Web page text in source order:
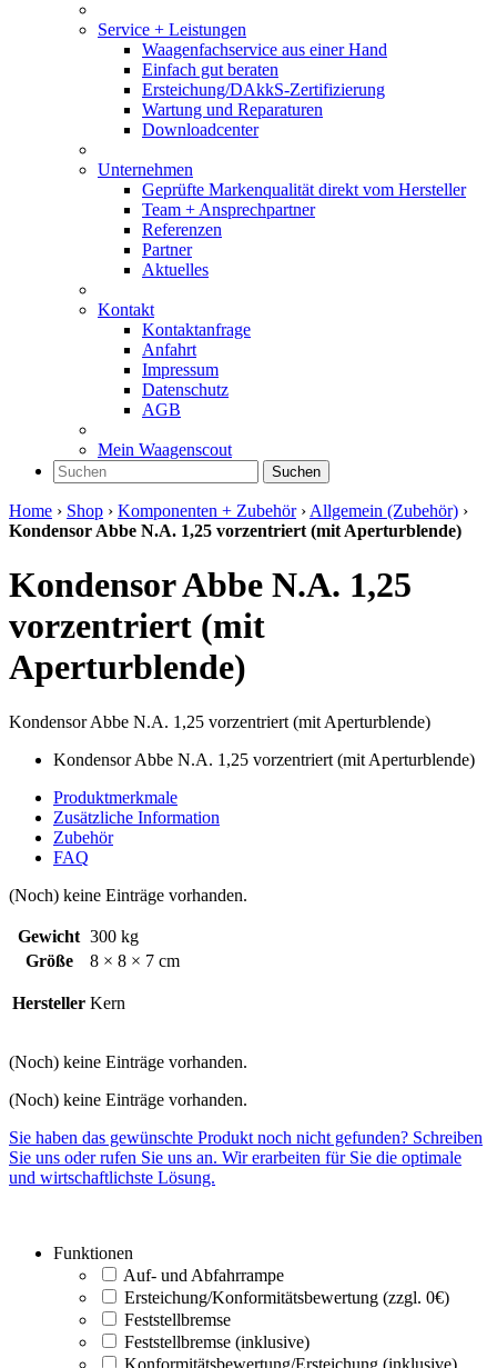
Service + Leistungen
Waagenfachservice aus einer Hand
Einfach gut beraten
Ersteichung/DAkkS-Zertifizierung
Wartung und Reparaturen
Downloadcenter
Unternehmen
Geprüfte Markenqualität direkt vom Hersteller
Team + Ansprechpartner
Referenzen
Partner
Aktuelles
Kontakt
Kontaktanfrage
Anfahrt
Impressum
Datenschutz
AGB
Mein Waagenscout
Suchen
Home › Shop › Komponenten + Zubehör› Allgemein (Zubehör) ›
Kondensor Abbe N.A. 1,25 vorzentriert (mit Aperturblende)
Kondensor Abbe N.A. 1,25
vorzentriert (mit
Aperturblende)
Kondensor Abbe N.A. 1,25 vorzentriert (mit Aperturblende)
Kondensor Abbe N.A. 1,25 vorzentriert (mit Aperturblende)
Produktmerkmale
Zusätzliche Information
Zubehör
FAQ
(Noch) keine Einträge vorhanden.
Gewicht 300 kg
Größe
8 × 8 × 7 cm
Hersteller Kern
(Noch) keine Einträge vorhanden.
(Noch) keine Einträge vorhanden.
Sie haben das gewünschte Produkt noch nicht gefunden? Schreiben
Sie uns oder rufen Sie uns an. Wir erarbeiten für Sie die optimale
und wirtschaftlichste Lösung.
Funktionen
Auf- und Abfahrrampe
Ersteichung/Konformitätsbewertung (zzgl. 0€)
Feststellbremse
Feststellbremse (inklusive)
Konformitätsbewertung/Ersteichung (inklusive)